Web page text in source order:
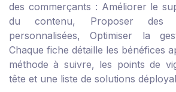
des commerçants : Améliorer le
du contenu, Proposer des
personnalisées, Optimiser la
Chaque fiche détaille les bénéfices
méthode à suivre, les points de
tête et une liste de solutions